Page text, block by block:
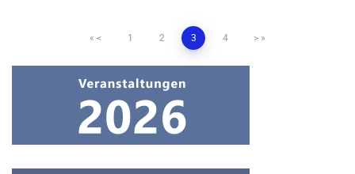
< 1 2 3 4 >